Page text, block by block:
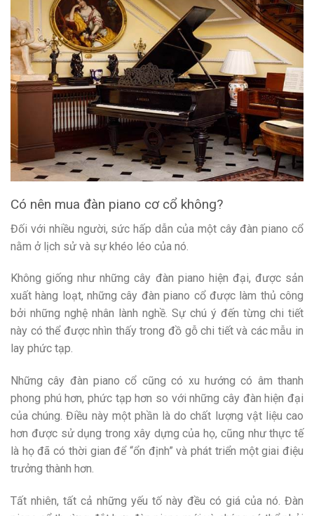
Có nên mua đàn piano cơ cổ không?
Đối với nhiều người, sức hấp dẫn của một cây đàn piano cổ
nằm ở lịch sử và sự khéo léo của nó.
Không giống như những cây đàn piano hiện đại, được sản
xuất hàng loạt, những cây đàn piano cổ được làm thủ công
bởi những nghệ nhân lành nghề. Sự chú ý đến từng chi tiết
này có thể được nhìn thấy trong đồ gỗ chi tiết và các mẫu in
lay phức tạp.
Những cây đàn piano cổ cũng có xu hướng có âm thanh
phong phú hơn, phức tạp hơn so với những cây đàn hiện đại
của chúng. Điều này một phần là do chất lượng vật liệu cao
hơn được sử dụng trong xây dựng của họ, cũng như thực tế
là họ đã có thời gian để “ổn định” và phát triển một giai điệu
trưởng thành hơn.
Tất nhiên, tất cả những yếu tố này đều có giá của nó. Đàn